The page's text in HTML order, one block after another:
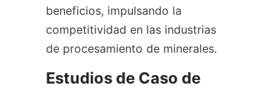
beneficios, impulsando la
competitividad en las industrias
de procesamiento de minerales.
Estudios de Caso de